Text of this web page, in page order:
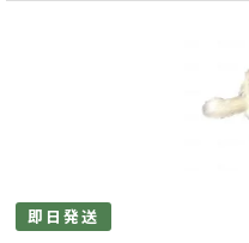
即日発送